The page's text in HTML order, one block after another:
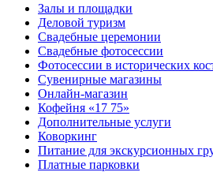
Залы и площадки
Деловой туризм
Свадебные церемонии
Свадебные фотосессии
Фотосессии в исторических
Сувенирные магазины
Онлайн-магазин
Кофейня «17 75»
Дополнительные услуги
Коворкинг
Питание для экскурсионных
Платные парковки